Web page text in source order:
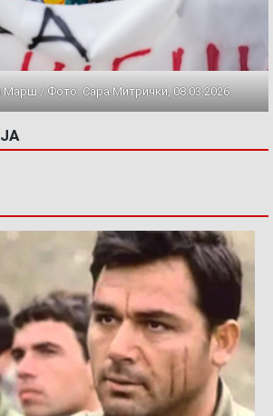
/ Фото: Сара Митрички, 08.03.2026